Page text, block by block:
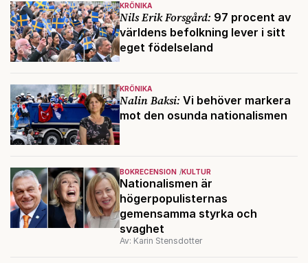
KRÖNIKA
Nils Erik Forsgård: 97 procent av
världens befolkning lever i sitt
eget födelseland
KRÖNIKA
Nalin Baksi: Vi behöver markera
mot den osunda nationalismen
BOKRECENSION KULTUR
Nationalismen är
högerpopulisternas
gemensamma styrka och
svaghet
Av: Karin Stensdotter